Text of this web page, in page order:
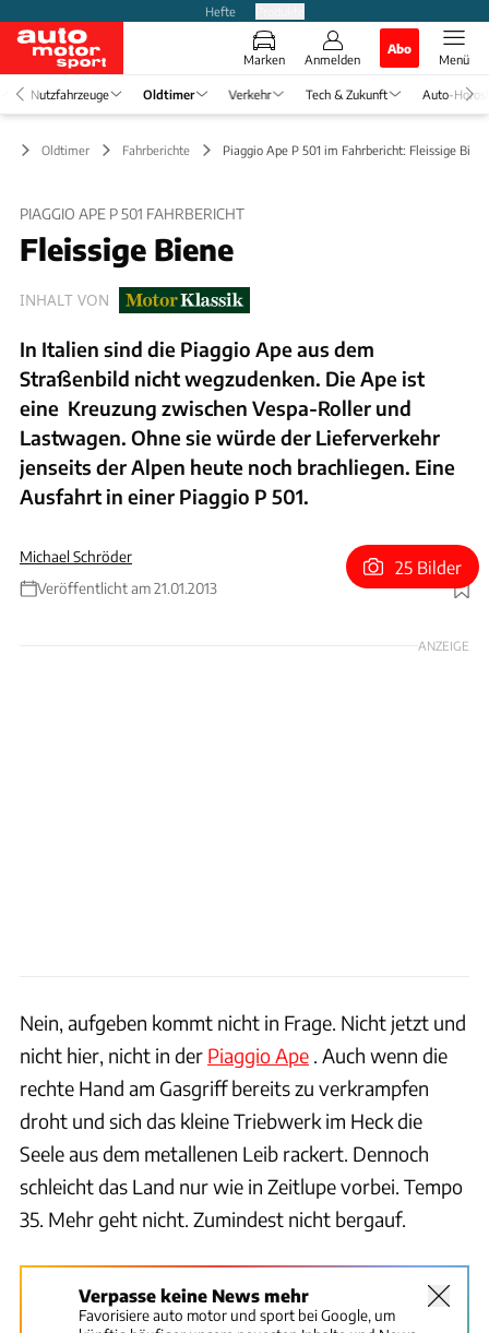
Hefte
Marken Anmelden
Abo
Menü
Nutzfahrzeuge Oldtimer Verkehr Tech & Zukunft Auto-
Oldtimer Fahrberichte Piaggio Ape P 501 im Fahrbericht: Fleissige Biene
PIAGGIO APE P 501 FAHRBERICHT
Fleissige Biene
INHALT VON
In Italien sind die Piaggio Ape aus dem
Straßenbild nicht wegzudenken. Die Ape ist
eine Kreuzung zwischen Vespa-Roller und
Lastwagen. Ohne sie würde der Lieferverkehr
jenseits der Alpen heute noch brachliegen. Eine
Ausfahrt in einer Piaggio P 501.
Michael Schröder
Veröffentlicht am 21.01.2013
Foto: Hardy Mutschler
25 Bilder
ANZEIGE
Nein, aufgeben kommt nicht in Frage. Nicht jetzt und
nicht hier, nicht in der Piaggio Ape . Auch wenn die
rechte Hand am Gasgriff bereits zu verkrampfen
droht und sich das kleine Triebwerk im Heck die
Seele aus dem metallenen Leib rackert. Dennoch
schleicht das Land nur wie in Zeitlupe vorbei. Tempo
35. Mehr geht nicht. Zumindest nicht bergauf.
Verpasse keine News mehr
Favorisiere auto motor und sport bei Google, um